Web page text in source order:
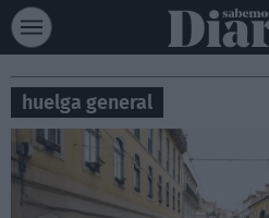
huelga general